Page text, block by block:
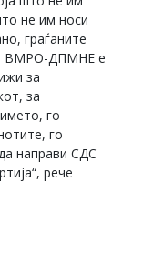
не им носи
граѓаните
ВМРО-ДПМНЕ е
за
за
го
го
направи СДС
рече